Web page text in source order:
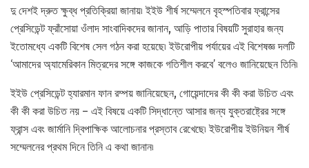
দু দেশই দ্রুত ক্ষুব্ধ প্রতিক্রিয়া জানায়৷ ইইউ শীর্ষ সম্মেলনে বৃহস্পতিবার ফ্রান্সের
প্রেসিডেন্ট ফ্রাঁসোয়া ওঁলাদ সাংবাদিকদের জানান, আড়ি পাতার বিষয়টি সুরাহার জন্য
ইতোমধ্যে একটি বিশেষ সেল গঠন করা হয়েছে৷ ইউরোপীয় পর্যায়ের এই বিশেষজ্ঞ দলটি
‘আমাদের অ্যামেরিকান মিত্রদের সঙ্গে কাজকে গতিশীল করবে’ বলেও জানিয়েছেন তিনি৷
ইইউ প্রেসিডেন্ট হ্যারমান ফান রম্পয় জানিয়েছেন, গোয়েন্দাদের কী কী করা উচিত এবং
কী কী করা উচিত নয় – এই বিষয়ে একটি সিদ্ধান্তে আসার জন্য যুক্তরাষ্ট্রের সঙ্গে
ফ্রান্স এবং জার্মানি দ্বিপাক্ষিক আলোচনার প্রস্তাব রেখেছে৷ ইউরোপীয় ইউনিয়ন শীর্ষ
সম্মেলনের প্রথম দিনে তিনি এ কথা জানান৷